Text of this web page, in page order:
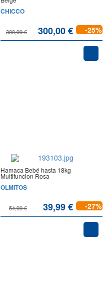
CHICCO
399,99 € 300,00 € -25%
Hamaca Bebé hasta 18kg
Multifuncion Rosa
OLMITOS
54,99 € 39,99 € -27%